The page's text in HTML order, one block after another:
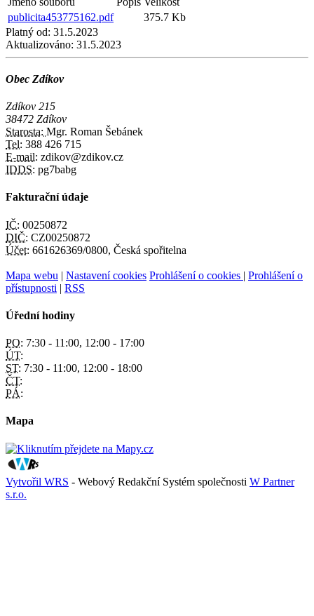
publicita453775162.pdf
375.7 Kb
Platný od: 31.5.2023
Aktualizováno: 31.5.2023
Obec Zdíkov
Zdíkov 215
38472 Zdíkov
Starosta: Mgr. Roman Šebánek
Tel: 388 426 715
E-mail: zdikov@zdikov.cz
IDDS: pg7babg
Fakturační údaje
IČ: 00250872
DIČ: CZ00250872
Účet: 661626369/0800, Česká spořitelna
Mapa webu | Nastavení cookies Prohlášení o cookies | Prohlášení o
přístupnosti | RSS
Úřední hodiny
PO: 7:30 - 11:00, 12:00 - 17:00
ÚT:
ST: 7:30 - 11:00, 12:00 - 18:00
ČT:
PÁ:
Mapa
Vytvořil WRS - Webový Redakční Systém společnosti W Partner
s.r.o.